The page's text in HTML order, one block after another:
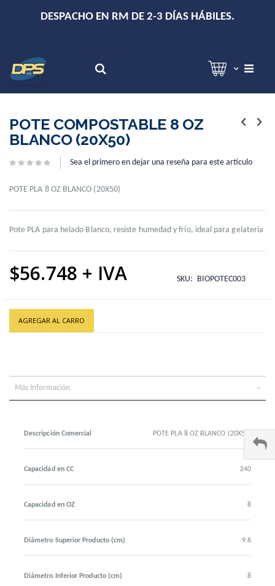
DESPACHO EN RM DE 2-3 DÍAS HÁBILES.
to
the
end
the
gallery
to
the
beginning
the
gallery
POTE COMPOSTABLE 8 OZ
BLANCO (20X50)
Sea el primero en dejar una reseña para este artículo
POTE PLA 8 OZ BLANCO (20X50)
Pote PLA para helado Blanco, resiste humedad y frio, ideal para gelateria
$56.748 SKU BIOPOTEC003
AGREGAR AL CARRO
Más Información
Descripción Comercial POTE PLA 8 OZ BLANCO (20X50)
Capacidad en CC 240
Capacidad en OZ 8
Diámetro Superior Producto (cm) 9.6
Diámetro Inferior Producto (cm) 8